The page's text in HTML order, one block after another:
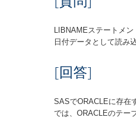
LIBNAMEステートメ
日付データとして読み
[回答]
SASでORACLEに存在
では、ORACLEのテー